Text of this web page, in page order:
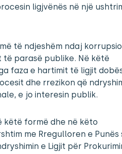
ligjvënës në një
të ndjeshëm ndaj
parasë publike. Në këtë
faza e hartimit të ligjit
dhe rrezikon që
e jo interesin publik.
këtë formë dhe në këto
me Rregulloren e Punës
e Ligjit për